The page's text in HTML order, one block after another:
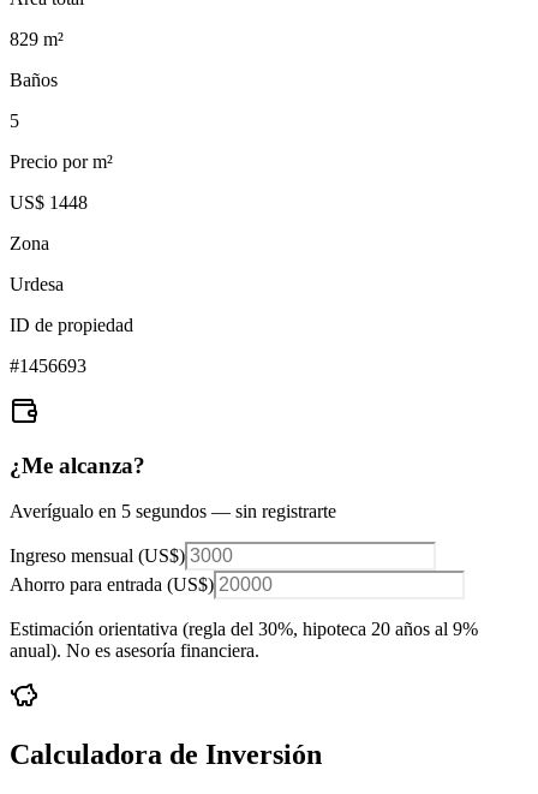
829 m²
Baños
5
Precio por m²
US$ 1448
Zona
Urdesa
ID de propiedad
#1456693
¿Me alcanza?
Averígualo en 5 segundos — sin registrarte
Ingreso mensual (US$)
Ahorro para entrada (US$)
Estimación orientativa (regla del 30%, hipoteca 20 años al 9%
anual). No es asesoría financiera.
Calculadora de Inversión